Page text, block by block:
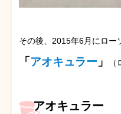
その後、2015年6月にロー
「 アオキュラー 」
アオキュラー